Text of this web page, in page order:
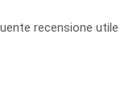
recensione utile